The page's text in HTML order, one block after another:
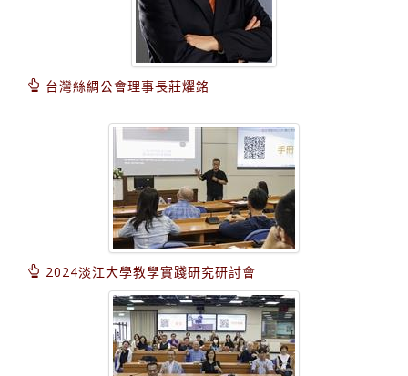
台灣絲綢公會理事長莊燿銘
2024淡江大學教學實踐研究研討會